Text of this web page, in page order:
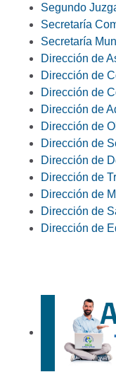
Segundo
Secretaría
Secretaría
Dirección de
Dirección de
Dirección de
Dirección de
Dirección de
Dirección de
Dirección de
Dirección de
Dirección de
Dirección de
Dirección de